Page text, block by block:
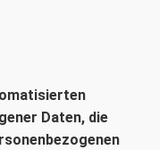
Daten, die